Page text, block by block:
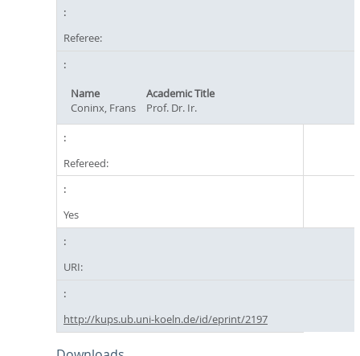
Referee:
Name
Academic Title
Coninx, Frans
Prof. Dr. Ir.
Refereed:
Yes
URI:
http://kups.ub.uni-koeln.de/id/eprint/2197